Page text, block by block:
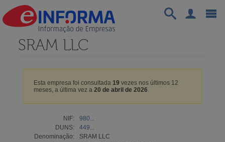
SRAM LLC
Esta empresa foi consultada 19 vezes nos últimos 12
meses, a última vez a 20 de abril de 2026.
NIF:
980...
DUNS:
449...
Denominação:
SRAM LLC